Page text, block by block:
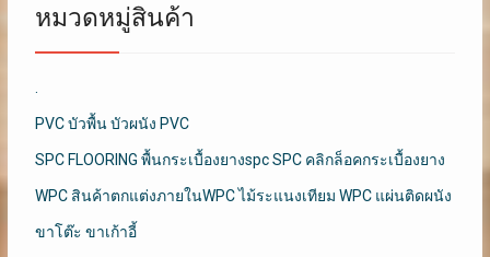
หมวดหมู่สินค้า
PVC บัวพื้น บัวผนัง PVC
SPC FLOORING พื้นกระเบื้องยางspc SPC คลิกล็อคกระเบื้องยาง
WPC สินค้าตกแต่งภายในWPC ไม้ระแนงเทียม WPC แผ่นติดผนัง
ขาโต๊ะ ขาเก้าอี้